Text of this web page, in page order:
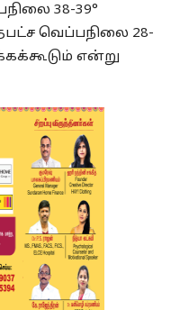
38-39°
வெப்பநிலை 28-
என்று